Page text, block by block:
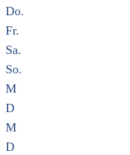
Do.
Fr.
Sa.
So.
M
D
M
D